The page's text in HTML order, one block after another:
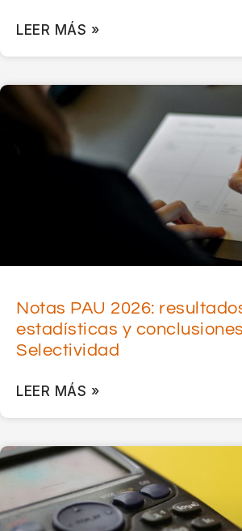
LEER MÁS »
Notas PAU 2026:
estadísticas y
Selectividad
LEER MÁS »